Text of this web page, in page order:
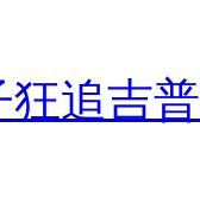
追吉